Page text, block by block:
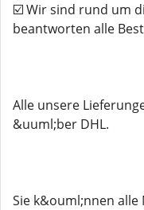
☑️ Wir sind rund um
beantworten alle
Alle unsere
&uuml;ber DHL.
Sie k&ouml;nnen